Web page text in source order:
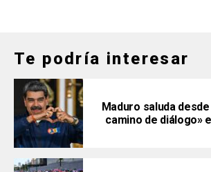
Te podría interesar
Maduro saluda
camino de diálogo»